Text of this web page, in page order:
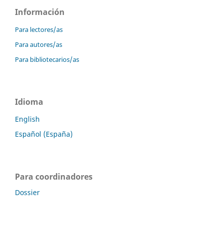
Información
Para lectores/as
Para autores/as
Para bibliotecarios/as
Idioma
English
Español (España)
Para coordinadores
Dossier